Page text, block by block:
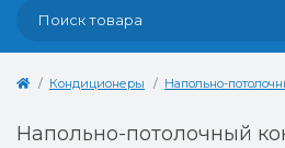
Кондиционеры Напольно-
Напольно-потолочный